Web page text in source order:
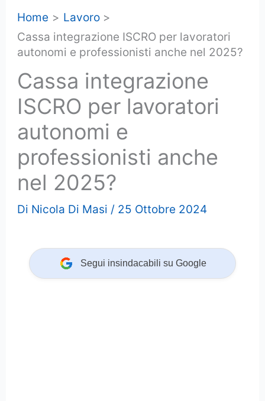
Home
Lavoro
Cassa integrazione ISCRO per lavoratori
autonomi e professionisti anche nel 2025?
Cassa integrazione
ISCRO per lavoratori
autonomi e
professionisti anche
nel 2025?
Di Nicola Di Masi / 25 Ottobre 2024
Segui insindacabili su Google